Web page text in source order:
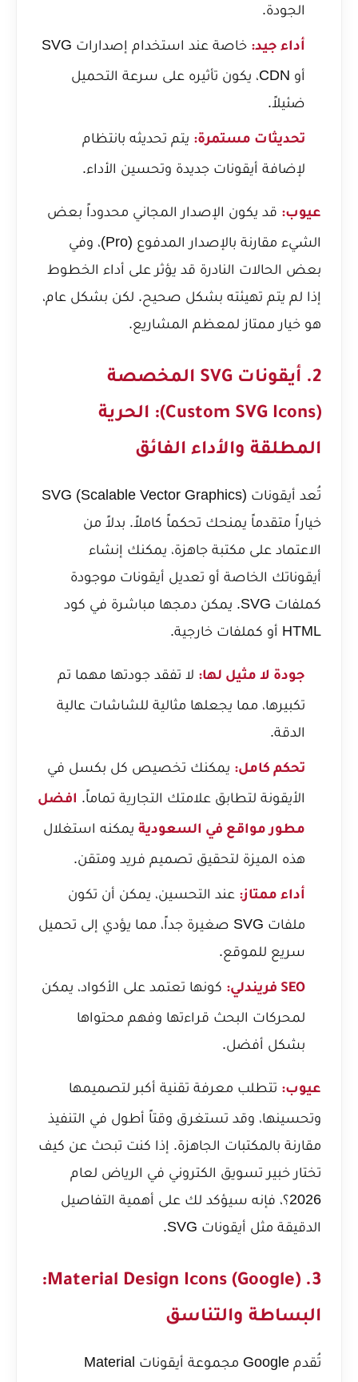
الجودة.
أداء جيد:
خاصة عند استخدام إصدارات SVG
أو CDN، يكون تأثيره على سرعة التحميل
ضئيلاً.
تحديثات مستمرة: يتم تحديثه بانتظام
لإضافة أيقونات جديدة وتحسين الأداء.
عيوب: قد يكون الإصدار المجاني محدوداً بعض
الشيء مقارنة بالإصدار المدفوع (Pro)، وفي
بعض الحالات النادرة قد يؤثر على أداء الخطوط
إذا لم يتم تهيئته بشكل صحيح. لكن بشكل عام،
هو خيار ممتاز لمعظم المشاريع.
2. أيقونات SVG المخصصة
(Custom SVG Icons): الحرية
المطلقة والأداء الفائق
تُعد أيقونات SVG (Scalable Vector Graphics)
خياراً متقدماً يمنحك تحكماً كاملاً. بدلاً من
الاعتماد على مكتبة جاهزة، يمكنك إنشاء
أيقوناتك الخاصة أو تعديل أيقونات موجودة
كملفات SVG. يمكن دمجها مباشرة في كود
HTML أو كملفات خارجية.
جودة لا مثيل لها: لا تفقد جودتها مهما تم
تكبيرها، مما يجعلها مثالية للشاشات عالية
الدقة.
تحكم كامل: يمكنك تخصيص كل بكسل في
الأيقونة لتطابق علامتك التجارية تماماً. افضل
مطور مواقع في السعودية يمكنه استغلال
هذه الميزة لتحقيق تصميم فريد ومتقن.
أداء ممتاز: عند التحسين، يمكن أن تكون
ملفات SVG صغيرة جداً، مما يؤدي إلى تحميل
سريع للموقع.
SEO فريندلي:
كونها تعتمد على الأكواد، يمكن
لمحركات البحث قراءتها وفهم محتواها
بشكل أفضل.
عيوب: تتطلب معرفة تقنية أكبر لتصميمها
وتحسينها، وقد تستغرق وقتاً أطول في التنفيذ
مقارنة بالمكتبات الجاهزة. إذا كنت تبحث عن كيف
تختار خبير تسويق الكتروني في الرياض لعام
2026؟ ، فإنه سيؤكد لك على أهمية التفاصيل
الدقيقة مثل أيقونات SVG.
3. Material Design Icons (Google):
البساطة والتناسق
تُقدم Google مجموعة أيقونات Material